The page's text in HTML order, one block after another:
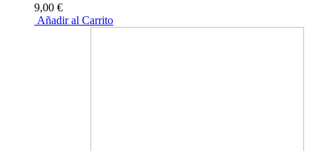
9,00 €
Añadir al Carrito